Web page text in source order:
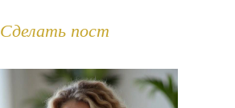
Сделать пост